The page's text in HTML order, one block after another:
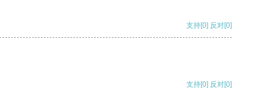
支持[0] 反对[0]
支持[0] 反对[0]